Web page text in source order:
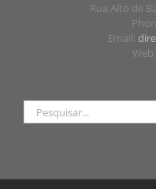
Rua Alto de
Email:
Web:
Pesquisar